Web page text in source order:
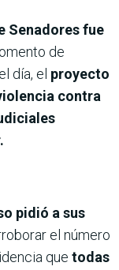
Senadores fue
de
día, el proyecto
contra
pidió a sus
el número
que todas